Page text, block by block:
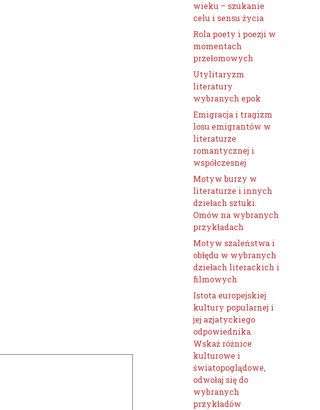
wieku – szukanie
celu i sensu życia
Rola poety i poezji w
momentach
przełomowych
Utylitaryzm
literatury
wybranych epok
Emigracja i tragizm
losu emigrantów w
literaturze
romantycznej i
współczesnej
Motyw burzy w
literaturze i innych
dziełach sztuki.
Omów na wybranych
przykładach
Motyw szaleństwa i
obłędu w wybranych
dziełach literackich i
filmowych
Istota europejskiej
kultury popularnej i
jej azjatyckiego
odpowiednika.
Wskaż różnice
kulturowe i
światopoglądowe,
odwołaj się do
wybranych
przykładów